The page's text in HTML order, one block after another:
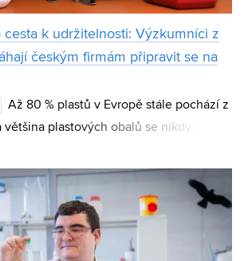
cesta k udržitelnosti: Výzkumníci z
českým firmám připravit se na
Až 80 % plastů v Evropě stále pochází z
plastových obalů se nikdy znovu
a šetrnější k životnímu pros